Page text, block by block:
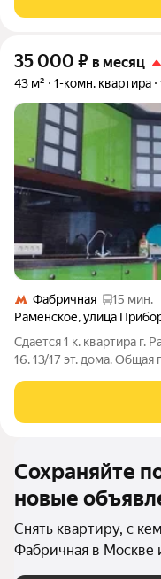
раздельный с
35 000 ₽ в месяц
43 м² 1-комн. квартира
Фабричная
15 мин.
Раменское,улица
Сдается 1 к. квартира г.
16. 13/17 эт. дома. Общая
Холодильник,
инфраструктура:
Сохраняйте
новые
Снять квартиру, с
Фабричная в